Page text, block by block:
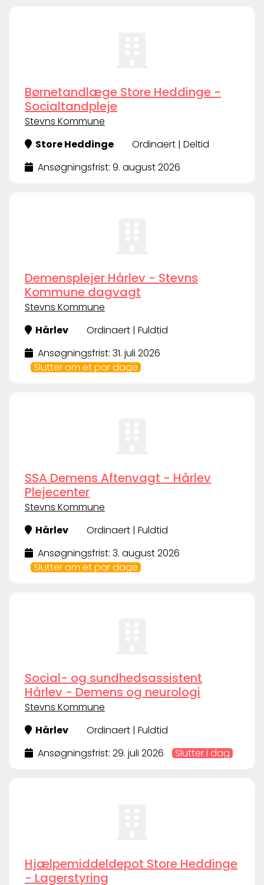
Børnetandlæge Store Heddinge -
Socialtandpleje
Stevns Kommune
Store Heddinge
Ordinaert | Deltid
Ansøgningsfrist: 9. august 2026
Demensplejer Hårlev - Stevns
Kommune dagvagt
Stevns Kommune
Hårlev
Ordinaert | Fuldtid
Ansøgningsfrist: 31. juli 2026
Slutter om et par dage
SSA Demens Aftenvagt - Hårlev
Plejecenter
Stevns Kommune
Hårlev
Ordinaert | Fuldtid
Ansøgningsfrist: 3. august 2026
Slutter om et par dage
Social- og sundhedsassistent
Hårlev - Demens og neurologi
Stevns Kommune
Hårlev
Ordinaert | Fuldtid
Ansøgningsfrist: 29. juli 2026
Slutter i dag
Hjælpemiddeldepot Store Heddinge
- Lagerstyring